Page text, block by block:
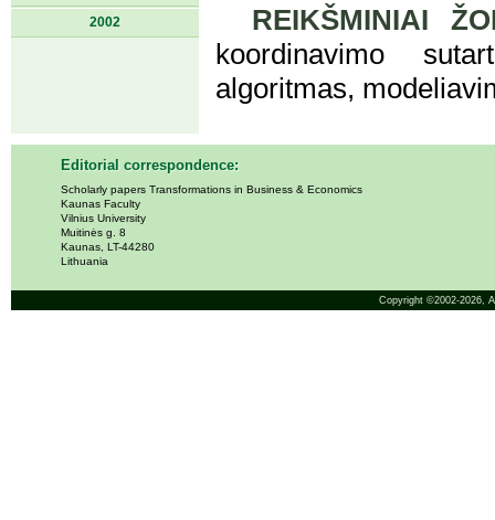
2002
REIKŠMINIAI
koordinavimo
algoritmas,
Editorial correspondence:
Scholarly papers Transformations in Business & Economics
Kaunas Faculty
Vilnius University
Muitinės g. 8
Kaunas, LT-44280
Lithuania
Copyright ©2002-2026,